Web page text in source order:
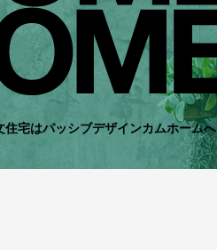
住宅はパッシブデザインカムホームへ